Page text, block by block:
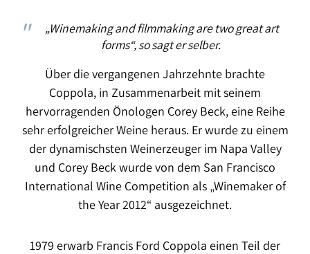
„Winemaking and filmmaking are two great art
forms“, so sagt er selber.
Über die vergangenen Jahrzehnte brachte
Coppola, in Zusammenarbeit mit seinem
hervorragenden Önologen Corey Beck, eine Reihe
sehr erfolgreicher Weine heraus. Er wurde zu einem
der dynamischsten Weinerzeuger im Napa Valley
und Corey Beckwurde von dem San Francisco
International Wine Competition als „Winemaker of
theYear 2012“ ausgezeichnet.
1979 erwarb Francis Ford Coppola einen Teil der